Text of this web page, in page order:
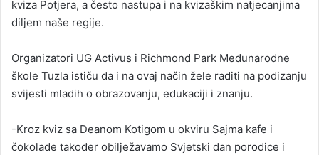
kviza Potjera, a često nastupa i na kvizaškim natjecanjima
diljem naše regije.
Organizatori UG Activus i Richmond Park Međunarodne
škole Tuzla ističu da i na ovaj način žele raditi na podizanju
svijesti mladih o obrazovanju, edukaciji i znanju.
-Kroz kviz sa Deanom Kotigom u okviru Sajma kafe i
čokolade također obilježavamo Svjetski dan porodice i